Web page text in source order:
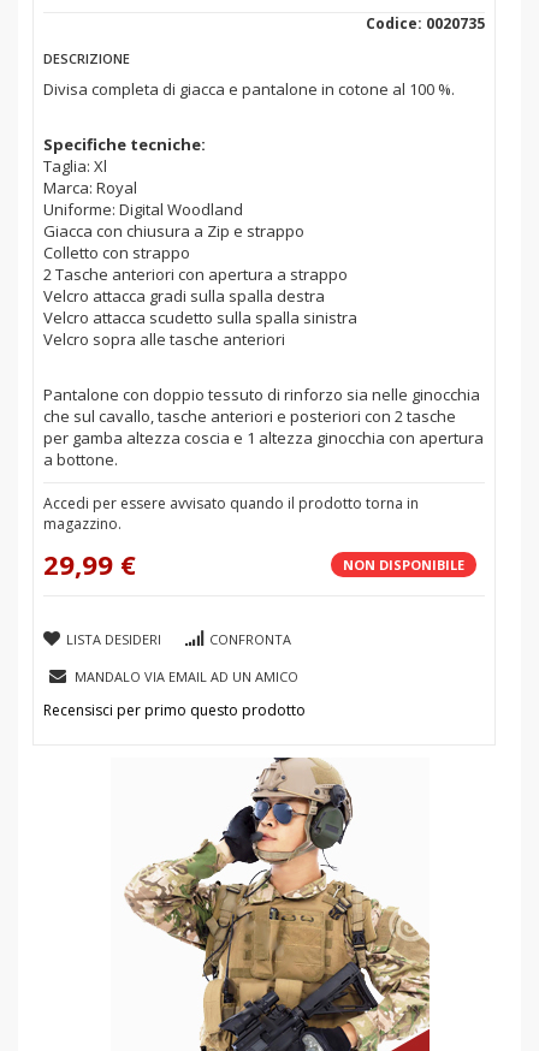
Codice: 0020735
DESCRIZIONE
Divisa completa di giacca e pantalone in cotone al 100 %.
Specifiche tecniche:
Taglia: Xl
Marca: Royal
Uniforme: Digital Woodland
Giacca con chiusura a Zip e strappo
Colletto con strappo
2 Tasche anteriori con apertura a strappo
Velcro attacca gradi sulla spalla destra
Velcro attacca scudetto sulla spalla sinistra
Velcro sopra alle tasche anteriori
Pantalone con doppio tessuto di rinforzo sia nelle ginocchia
che sul cavallo, tasche anteriori e posteriori con 2 tasche
per gamba altezza coscia e 1 altezza ginocchia con apertura
a bottone.
Accedi per essere avvisato quando il prodotto torna in
magazzino.
NON DISPONIBILE
29,99 €
LISTA DESIDERI CONFRONTA
MANDALO VIA EMAIL AD UN AMICO
Recensisci per primo questo prodotto